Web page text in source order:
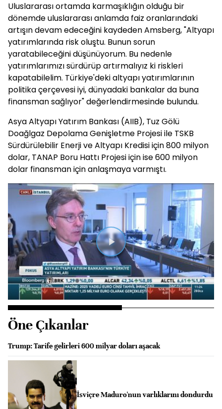
Uluslararası ortamda karmaşıklığın olduğu bir
dönemde uluslararası anlamda faiz oranlarındaki
artışın devam edeceğini kaydeden Amsberg, "Altyapı
yatırımlarında risk oluştu. Bunun sorun
yaratabileceğini düşünüyorum. Bu nedenle
yatırımlarımızı sürdürüp artırmalıyız ki riskleri
kapatabilelim. Türkiye'deki altyapı yatırımlarının
politika çerçevesi iyi, dünyadaki bankalar da buna
finansman sağlıyor" değerlendirmesinde bulundu.
Asya Altyapı Yatırım Bankası (AIIB), Tuz Gölü
Doağlgaz Depolama Genişletme Projesi ile TSKB
Sürdürülebilir Enerji ve Altyapı Kredisi için 800 milyon
dolar, TANAP Boru Hattı Projesi için ise 600 milyon
dolar finansman için anlaşmaya varmıştı.
Videoyu
Oynat
Öne Çıkanlar
Trump: Tarife gelirleri 600 milyar doları aşacak
İsviçre Maduro'nun varlıklarını dondurdu